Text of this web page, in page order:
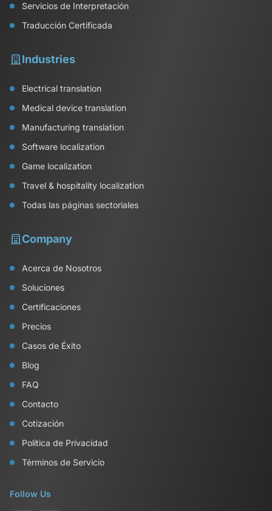
Servicios de Interpretación
Traducción Certificada
Industries
Electrical translation
Medical device translation
Manufacturing translation
Software localization
Game localization
Travel & hospitality localization
Todas las páginas sectoriales
Company
Acerca de Nosotros
Soluciones
Certificaciones
Precios
Casos de Éxito
Blog
FAQ
Contacto
Cotización
Política de Privacidad
Términos de Servicio
Follow Us